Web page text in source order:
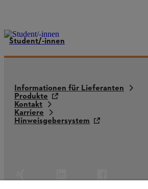
Student/-innen
Informationen für Lieferanten
Produkte
Kontakt
Karriere
Hinweisgebersystem